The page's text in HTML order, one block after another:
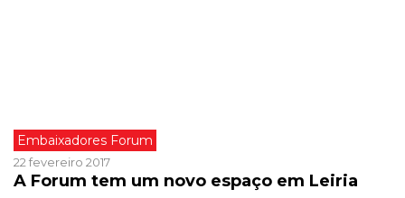
Embaixadores Forum
22 fevereiro 2017
A Forum tem um novo espaço em Leiria